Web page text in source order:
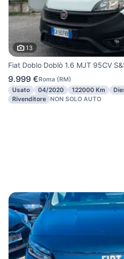
13
Fiat Doblo Doblò 1.6 MJT 95CV
9.999 €Roma (RM)
Usato
04/2020 122000 Km
Rivenditore NON SOLO AUTO